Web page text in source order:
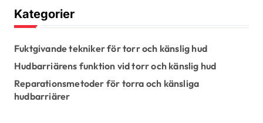
c
h
o
r
:
Kategorier
Fuktgivande tekniker för torr och känslig hud
Hudbarriärens funktion vid torr och känslig hud
Reparationsmetoder för torra och känsliga
hudbarriärer